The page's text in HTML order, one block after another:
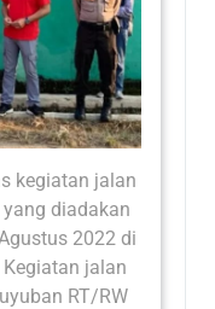
kegiatan jalan
diadakan
2022 di
jalan
RT/RW